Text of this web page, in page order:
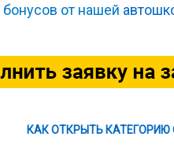
от нашей
КАК ОТКРЫТЬ КАТЕГОРИЮ